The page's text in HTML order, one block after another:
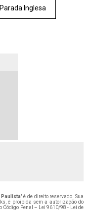
Inglesa
Paulista" é de direito reservado. Sua
é proibida sem a autorização do
Código Penal – Lei 9610/98 - Lei de